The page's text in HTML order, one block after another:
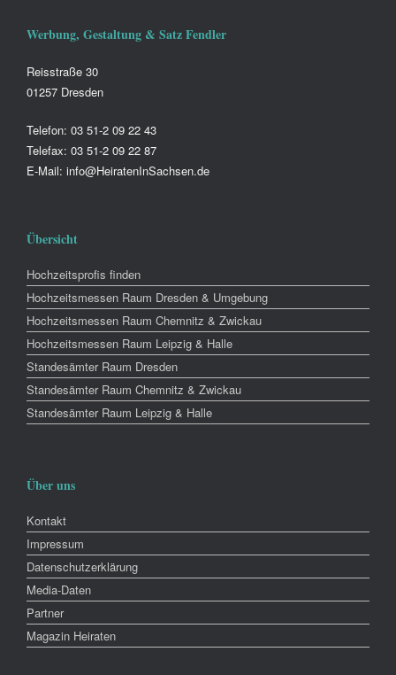
Werbung, Gestaltung & Satz Fendler
Reisstraße 30
01257 Dresden
Telefon: 03 51-2 09 22 43
Telefax: 03 51-2 09 22 87
E-Mail: info@HeiratenInSachsen.de
Übersicht
Hochzeitsprofis finden
Hochzeitsmessen Raum Dresden & Umgebung
Hochzeitsmessen Raum Chemnitz & Zwickau
Hochzeitsmessen Raum Leipzig & Halle
Standesämter Raum Dresden
Standesämter Raum Chemnitz & Zwickau
Standesämter Raum Leipzig & Halle
Über uns
Kontakt
Impressum
Datenschutzerklärung
Media-Daten
Partner
Magazin Heiraten